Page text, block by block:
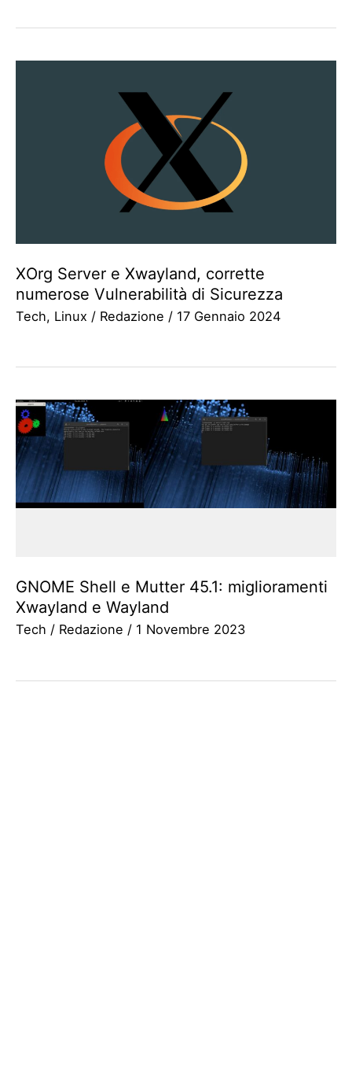
XOrg Server e Xwayland, corrette
numerose Vulnerabilità di Sicurezza
Tech, Linux / Redazione / 17 Gennaio 2024
GNOME Shell e Mutter 45.1: miglioramenti
Xwayland e Wayland
Tech / Redazione / 1 Novembre 2023